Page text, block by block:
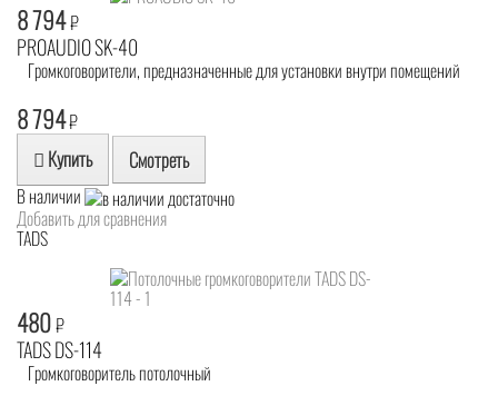
8 794₽
PROAUDIO SK-40
Громкоговорители, предназначенные для установки внутри помещений
8 794₽
Купить Смотреть
В наличии
Добавить для сравнения
TADS
480₽
TADS DS-114
Громкоговоритель потолочный